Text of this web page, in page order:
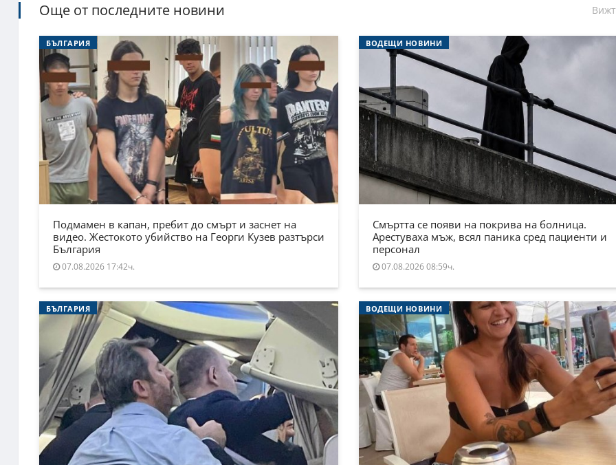
Още от последните новини
БЪЛГАРИЯ
Подмамен в капан, пребит до смърт и заснет на
видео. Жестокото убийство на Георги Кузев разтърси
България
07.08.2026 17:42ч.
ВОДЕЩИ НОВИНИ
Смъртта се появи на покрива на болница.
Арестуваха мъж, всял паника сред пациенти и
персонал
07.08.2026 08:59ч.
БЪЛГАРИЯ ВОДЕЩИ НОВИНИ